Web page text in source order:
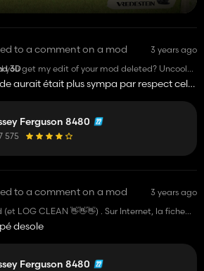
to a comment on a mod
3 years ago
3D
you get my edit of your mod deleted? Uncool
quite a lot of time on it and even gave you
the mod everywhere...
aurait était plus sympa par respect cela
le voila tout modifier a tout va avec
pourquoi
Ferguson 8480
575
to a comment on a mod
3 years ago
(et LOG CLEAN 👋👋👋) . Sur Internet, la fiche
290CH pour le MF8480. Tu as indiqué
le shop , et il fait dans le jeu 320CH !
desole
Ferguson 8480